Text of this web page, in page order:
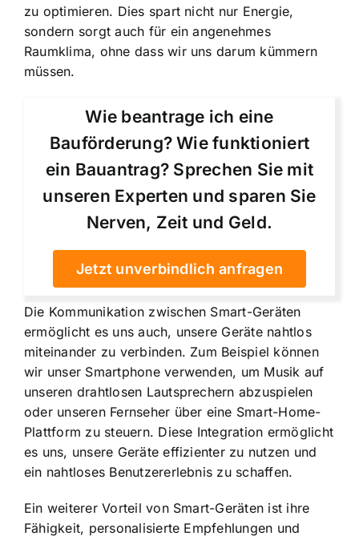
zu optimieren. Dies spart nicht nur Energie,
sondern sorgt auch für ein angenehmes
Raumklima, ohne dass wir uns darum kümmern
müssen.
Wie beantrage ich eine
Bauförderung? Wie funktioniert
ein Bauantrag? Sprechen Sie mit
unseren Experten und sparen Sie
Nerven, Zeit und Geld.
Jetzt unverbindlich anfragen
Die Kommunikation zwischen Smart-Geräten
ermöglicht es uns auch, unsere Geräte nahtlos
miteinander zu verbinden. Zum Beispiel können
wir unser Smartphone verwenden, um Musik auf
unseren drahtlosen Lautsprechern abzuspielen
oder unseren Fernseher über eine Smart-Home-
Plattform zu steuern. Diese Integration ermöglicht
es uns, unsere Geräte effizienter zu nutzen und
ein nahtloses Benutzererlebnis zu schaffen.
Ein weiterer Vorteil von Smart-Geräten ist ihre
Fähigkeit, personalisierte Empfehlungen und